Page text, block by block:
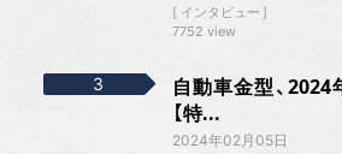
インタビュー
7752 view
自動車金型、
【特...
2024年02月05日